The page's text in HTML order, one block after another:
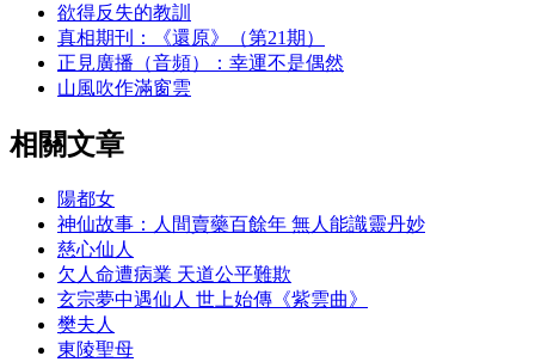
欲得反失的教訓
真相期刊：《還原》（第21期）
正見廣播（音頻）：幸運不是偶然
山風吹作滿窗雲
相關文章
陽都女
神仙故事：人間賣藥百餘年 無人能識靈丹妙
慈心仙人
欠人命遭病業 天道公平難欺
玄宗夢中遇仙人 世上始傳《紫雲曲》
樊夫人
東陵聖母